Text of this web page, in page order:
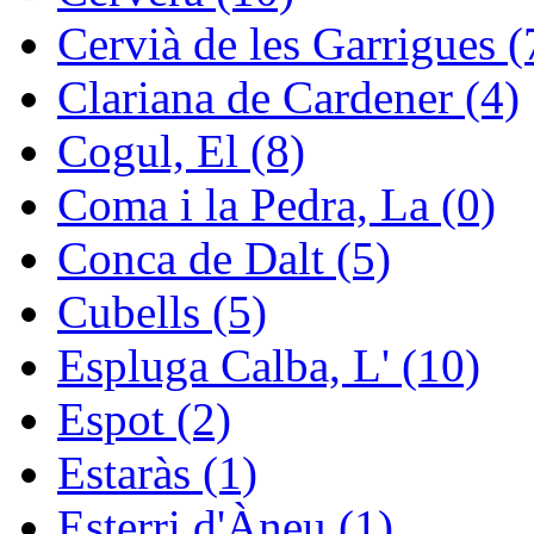
Cervià de les Garrigues
Clariana de Cardener (4)
Cogul, El (8)
Coma i la Pedra, La (0)
Conca de Dalt (5)
Cubells (5)
Espluga Calba, L' (10)
Espot (2)
Estaràs (1)